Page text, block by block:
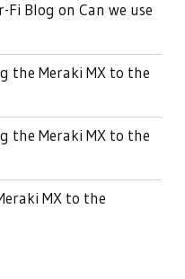
Fi Blog on Can we use
the Meraki MX to the
the Meraki MX to the
MX to the